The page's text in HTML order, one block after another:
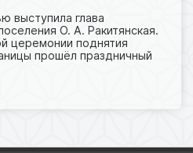
выступила глава
О. А. Ракитянская.
церемонии поднятия
прошёл праздничный